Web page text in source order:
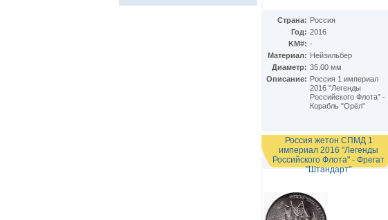
Страна: Россия
Год: 2016
KM#: -
Материал: Нейзильбер
Диаметр: 35.00 мм
Описание: Россия 1 империал
2016 "Легенды
Российского Флота" -
Корабль "Орёл"
Россия жетон СПМД 1
империал 2016 "Легенды
Российского Флота" - Фрегат
"Штандарт"